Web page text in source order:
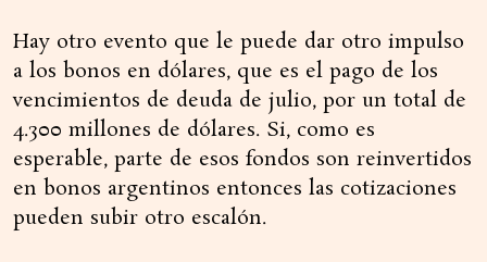
Hay otro evento que le puede dar otro impulso
a los bonos en dólares, que es el pago de los
vencimientos de deuda de julio, por un total de
4.300 millones de dólares. Si, como es
esperable, parte de esos fondos son reinvertidos
en bonos argentinos entonces las cotizaciones
pueden subir otro escalón.